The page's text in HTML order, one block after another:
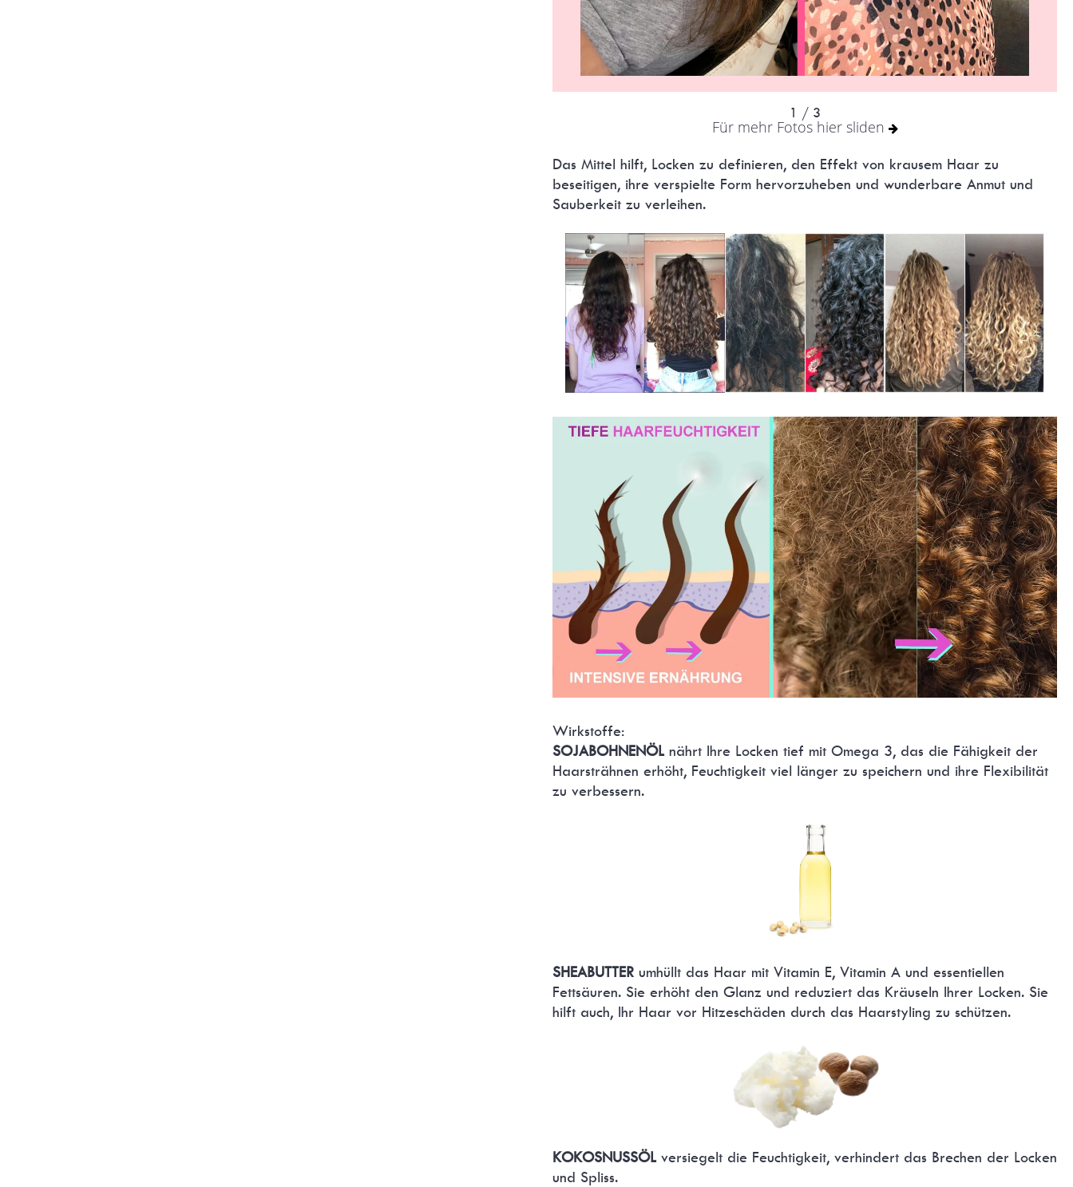
1 / 3
Für mehr Fotos hier sliden
Das Mittel hilft, Locken zu definieren, den Effekt von krausem Haar zu
beseitigen, ihre verspielte Form hervorzuheben und wunderbare Anmut und
Sauberkeit zu verleihen.
Wirkstoffe:
SOJABOHNENÖL nährt Ihre Locken tief mit Omega 3, das die Fähigkeit der
Haarsträhnen erhöht, Feuchtigkeit viel länger zu speichern und ihre Flexibilität
zu verbessern.
SHEABUTTER umhüllt das Haar mit Vitamin E, Vitamin A und essentiellen
Fettsäuren. Sie erhöht den Glanz und reduziert das Kräuseln Ihrer Locken. Sie
hilft auch, Ihr Haar vor Hitzeschäden durch das Haarstyling zu schützen.
KOKOSNUSSÖL versiegelt die Feuchtigkeit, verhindert das Brechen der Locken
und Spliss.